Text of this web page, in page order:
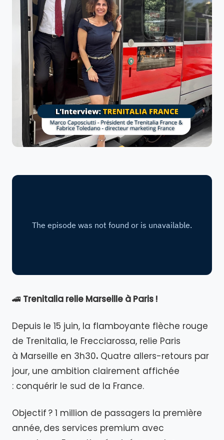
🚄 Trenitalia relie Marseille à Paris !
Depuis le 15 juin, la flamboyante flèche rouge
de Trenitalia, le Frecciarossa, relie Paris
à Marseille en 3h30. Quatre allers-retours par
jour, une ambition clairement affichée
: conquérir le sud de la France.
Objectif ? 1 million de passagers la première
année, des services premium avec